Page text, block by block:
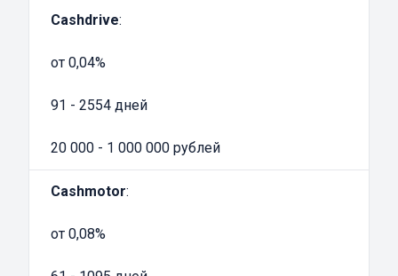
Cashdrive:
от 0,04%
91 - 2554 дней
20 000 - 1 000 000 рублей
Cashmotor:
от 0,08%